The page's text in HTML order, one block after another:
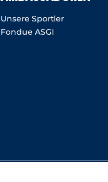
Unsere Sportler
Fondue ASGI